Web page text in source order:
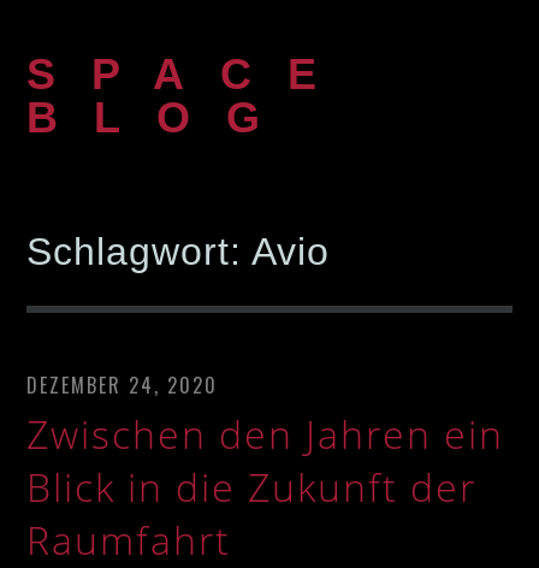
springen
SPACE
BLOG
Schlagwort:Avio
DEZEMBER 24, 2020
Zwischen den Jahren ein
Blick in die Zukunft der
Raumfahrt